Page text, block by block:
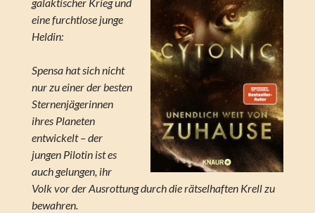
eine furchtlose junge
Heldin:
Spensa hat sich nicht
nur zu einer der besten
Sternenjägerinnen
ihres Planeten
entwickelt – der
jungen Pilotin ist es
auch gelungen, ihr
Volk vor der Ausrottung durch die rätselhaften Krell zu
bewahren.